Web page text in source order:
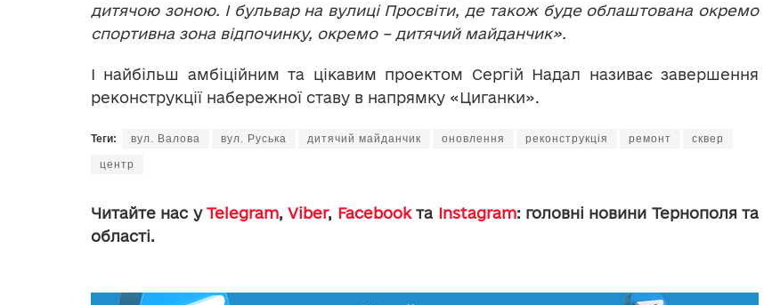
дитячою зоною. І бульвар на вулиці Просвіти, де також буде облаштована окремо
спортивна зона відпочинку, окремо – дитячий майданчик».
І найбільш амбіційним та цікавим проектом Сергій Надал називає завершення
реконструкції набережної ставу в напрямку «Циганки».
Теги: вул. Валова вул. Руська дитячий майданчик оновлення реконструкція ремонт сквер
центр
Читайте нас уTelegram,Viber, Facebookта Instagram: головні новини Тернополя та
області.